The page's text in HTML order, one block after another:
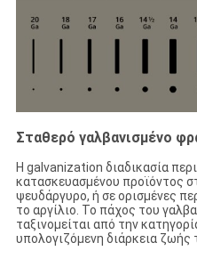
Σταθερό γαλβανισμένο
Η galvanization διαδικασία
κατασκευασμένου προϊόντος
ψευδάργυρο, ή σε ορισμένες
το αργίλιο. Το πάχος του
ταξινομείται από την
υπολογιζόμενη διάρκεια ζωής